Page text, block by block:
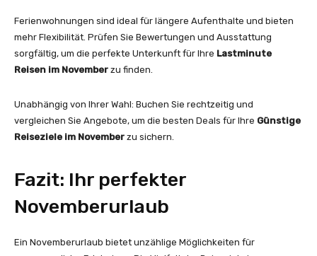
Ferienwohnungen sind ideal für längere Aufenthalte und bieten
mehr Flexibilität. Prüfen Sie Bewertungen und Ausstattung
sorgfältig, um die perfekte Unterkunft für Ihre Lastminute
Reisen im November zu finden.
Unabhängig von Ihrer Wahl: Buchen Sie rechtzeitig und
vergleichen Sie Angebote, um die besten Deals für Ihre Günstige
Reiseziele im November zu sichern.
Fazit: Ihr perfekter
Novemberurlaub
Ein Novemberurlaub bietet unzählige Möglichkeiten für